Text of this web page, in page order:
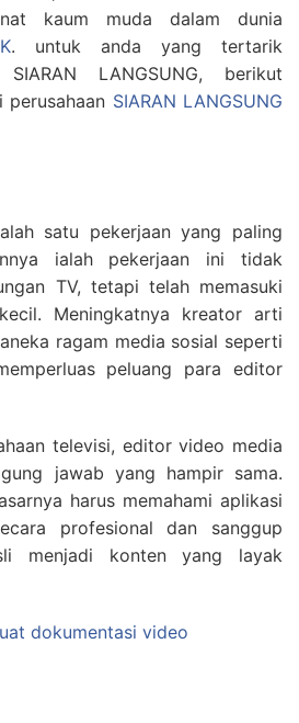
kaum muda dalam dunia
. untuk anda yang tertarik
LANGSUNG, berikut
SIARAN LANGSUNG
satu pekerjaan yang paling
ialah pekerjaan ini tidak
TV, tetapi telah memasuki
Meningkatnya kreator arti
ragam media sosial seperti
peluang para editor
televisi, editor video media
jawab yang hampir sama.
harus memahami aplikasi
profesional dan sanggup
menjadi konten yang layak
dokumentasi video